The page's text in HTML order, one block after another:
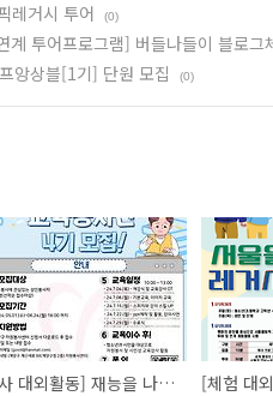
레거시 투어 (0)
투어프로그램] 버들나들이 블로그
앙상블[1기] 단원 모집 (0)
[봉사 대외활동] 재능을 나눔하는 [교육봉사단 4기] 모집